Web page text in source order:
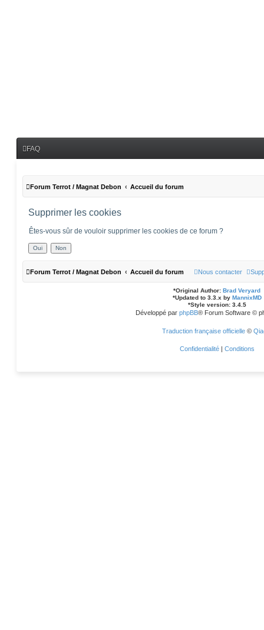
FAQ
Forum Terrot / Magnat Debon Accueil du forum
Supprimer les cookies
Êtes-vous sûr de vouloir supprimer les cookies de ce forum ?
Forum Terrot / Magnat Debon Accueil du forum Nous contacter
*Original Author: Brad Veryard
*Updated to 3.3.x by MannixMD
*Style version: 3.4.5
Développé par phpBB® Forum Software ©
Traduction française officielle©
Confidentialité | Conditions